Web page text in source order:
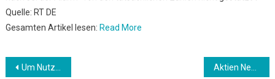
Quelle: RT DE
Gesamten Artikel lesen: Read More
Beitrags-
Um Nutzer vor Beleidigungen zu schützen: Instagram kündigt Filter gegen Hassreden an Aktien New York Schluss: Fest – Dow wieder über 34 000 Punkten